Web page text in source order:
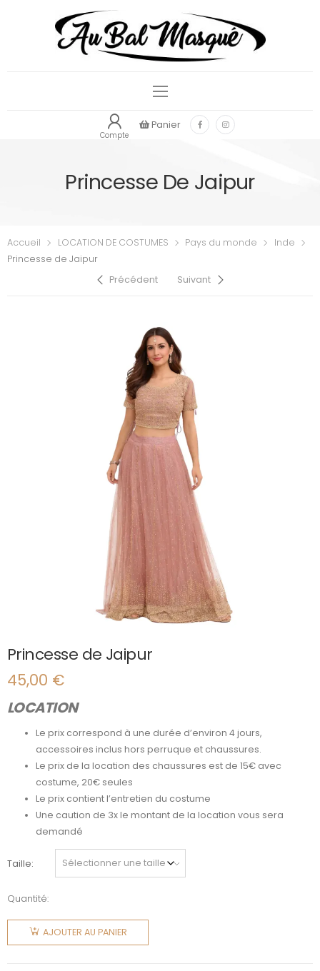
Compte
Panier
Princesse De Jaipur
Accueil LOCATION DE COSTUMES Pays du monde
Inde
Princesse de Jaipur
Précédent
Suivant
Princesse de Jaipur
45,00 €
LOCATION
Le prix correspond à une durée d’environ 4 jours,
accessoires inclus hors perruque et chaussures.
Le prix de la location des chaussures est de 15€ avec
costume, 20€ seules
Le prix contient l’entretien du costume
Une caution de 3x le montant de la location vous sera
demandé
Taille
Quantité:
quantité
Princesse
AJOUTER AU PANIER